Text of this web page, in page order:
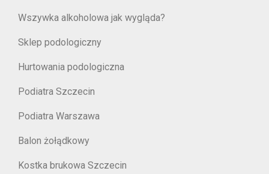
Wszywka alkoholowa jak wygląda?
Sklep podologiczny
Hurtowania podologiczna
Podiatra Szczecin
Podiatra Warszawa
Balon żołądkowy
Kostka brukowa Szczecin